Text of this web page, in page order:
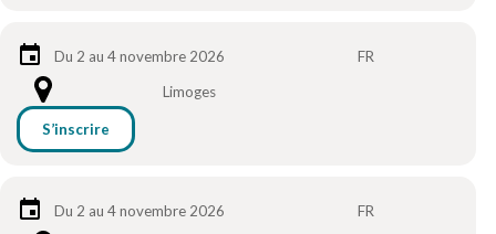
Du 2 au 4 novembre 2026
FR
Limoges
S’inscrire
Du 2 au 4 novembre 2026
FR